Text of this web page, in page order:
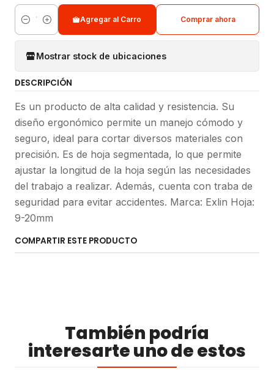
Cantidad
Agregar al Carro Comprar ahora
Mostrar stock de ubicaciones
DESCRIPCIÓN
Es un producto de alta calidad y resistencia. Su
diseño ergonómico permite un manejo cómodo y
seguro, ideal para cortar diversos materiales con
precisión. Es de hoja segmentada, lo que permite
ajustar la longitud de la hoja según las necesidades
del trabajo a realizar. Además, cuenta con traba de
seguridad para evitar accidentes. Marca: Exlin Hoja:
9-20mm
COMPARTIR ESTE PRODUCTO
También podría
interesarte uno de estos